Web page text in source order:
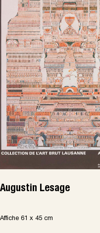
Augustin Lesage
Affiche 61 x 45 cm